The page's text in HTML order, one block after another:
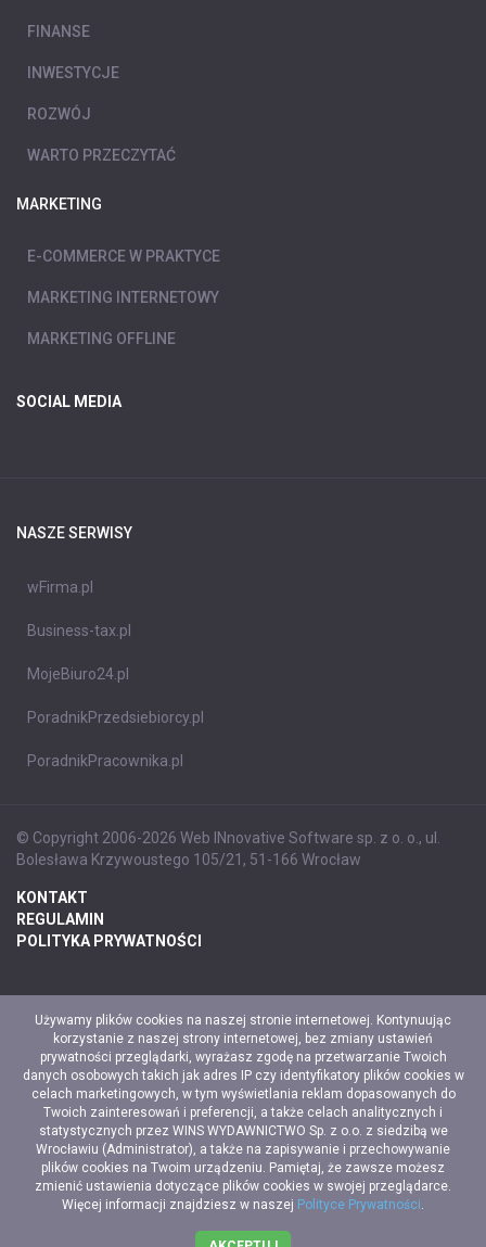
FINANSE
INWESTYCJE
ROZWÓJ
WARTO PRZECZYTAĆ
MARKETING
E-COMMERCE W PRAKTYCE
MARKETING INTERNETOWY
MARKETING OFFLINE
SOCIAL MEDIA
NASZE SERWISY
wFirma.pl
Business-tax.pl
MojeBiuro24.pl
PoradnikPrzedsiebiorcy.pl
PoradnikPracownika.pl
© Copyright 2006-2026 Web INnovative Software sp. z o. o., ul.
Bolesława Krzywoustego 105/21, 51-166 Wrocław
KONTAKT
REGULAMIN
POLITYKA PRYWATNOŚCI
Używamy plików cookies na naszej stronie internetowej. Kontynuując
korzystanie z naszej strony internetowej, bez zmiany ustawień
prywatności przeglądarki, wyrażasz zgodę na przetwarzanie Twoich
danych osobowych takich jak adres IP czy identyfikatory plików cookies w
celach marketingowych, w tym wyświetlania reklam dopasowanych do
Twoich zainteresowań i preferencji, a także celach analitycznych i
statystycznych przez WINS WYDAWNICTWO Sp. z o.o. z siedzibą we
Wrocławiu (Administrator), a także na zapisywanie i przechowywanie
plików cookies na Twoim urządzeniu. Pamiętaj, że zawsze możesz
zmienić ustawienia dotyczące plików cookies w swojej przeglądarce.
Więcej informacji znajdziesz w naszej Polityce Prywatności.